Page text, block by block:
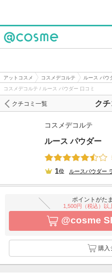
アットコスメ コスメデコルテ ルース パウ
コスメデコルテ / ルース パウダー 口コミ
クチ
クチコミ一覧
コスメデコルテ
ルース パウダー
1位 ルースパウダー
ポイントがた
1,500円（税込）以
@cosme
購入